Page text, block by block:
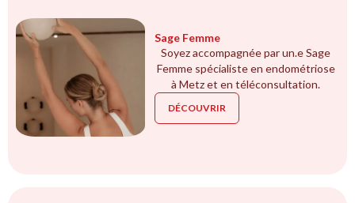
Sage Femme
Soyez accompagnée par un.e Sage
Femme spécialiste en endométriose
à Metz et en téléconsultation.
DÉCOUVRIR